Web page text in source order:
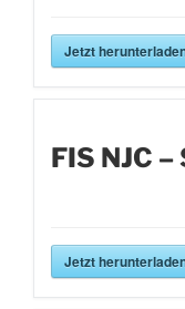
Jetzt
FIS NJC –
Jetzt